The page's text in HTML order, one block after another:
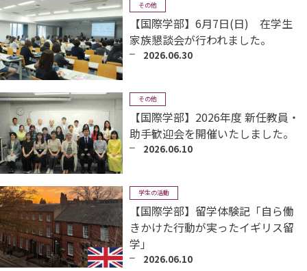
その他
【国際学部】6月7日(日) 在学生
家族懇談会が行われました。
2026.06.30
その他
【国際学部】2026年度 新任教員・
助手歓迎会を開催いたしました。
2026.06.10
学生の活動
【国際学部】留学体験記「自ら働
きかけた行動が実ったイギリス留
学」
2026.06.10